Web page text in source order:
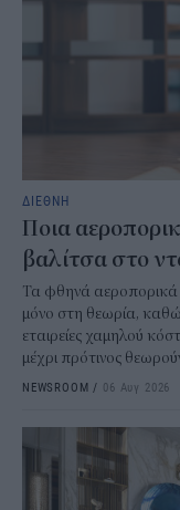
ΔΙΕΘΝΗ
Ποια
βαλίτσα στο
Τα φθηνά αεροπορικά
μόνο στη θεωρία,
εταιρείες χαμηλού
μέχρι πρότινος
NEWSROOM / 06 Αυγ 2026